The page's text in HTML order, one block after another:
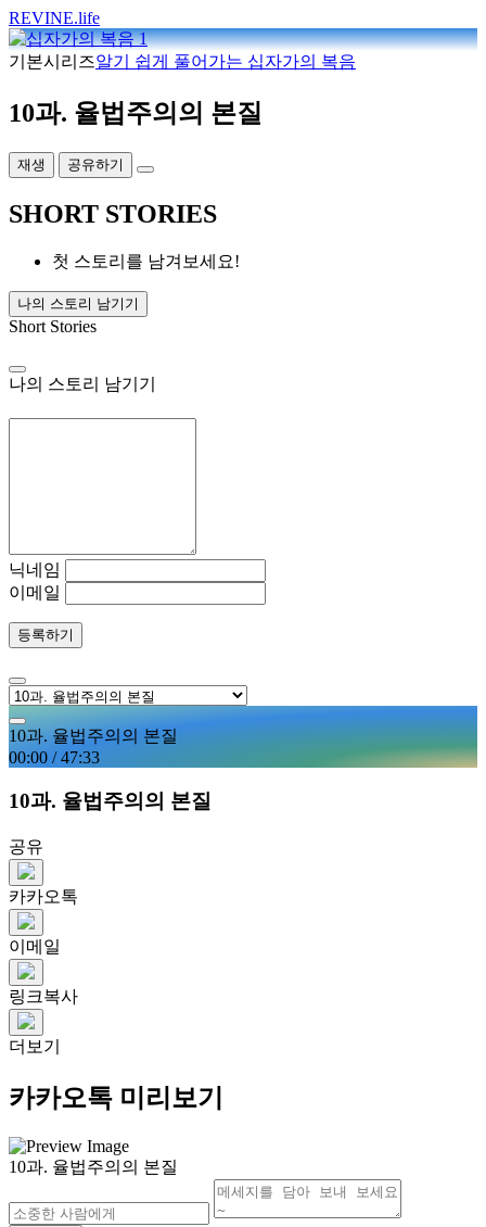
REVINE.life
기본시리즈알기 쉽게 풀어가는 십자가의 복음
10과. 율법주의의 본질
재생 공유하기
SHORT STORIES
첫 스토리를 남겨보세요!
나의 스토리 남기기
Short Stories
나의 스토리 남기기
닉네임
이메일
등록하기
10과. 율법주의의 본질
00:00 /47:33
10과. 율법주의의 본질
공유
카카오톡
이메일
링크복사
더보기
카카오톡 미리보기
10과. 율법주의의 본질